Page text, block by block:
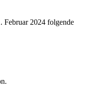
Februar 2024 folgende